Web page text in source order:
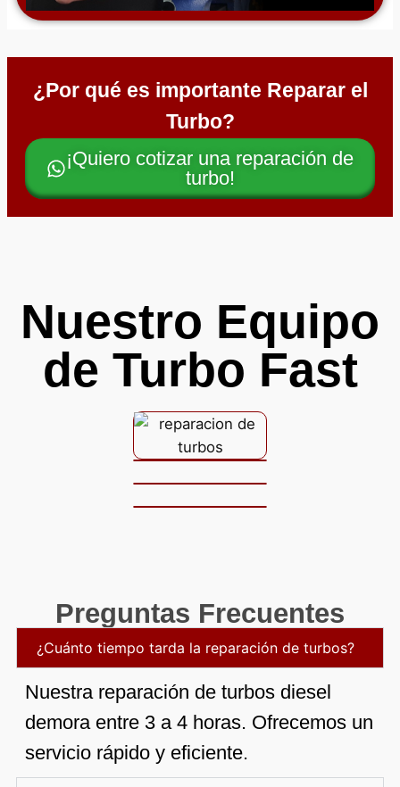
¿Por qué es importante Reparar el
Turbo?
¡Quiero cotizar una reparación de
turbo!
Nuestro Equipo
de Turbo Fast
Preguntas Frecuentes
¿Cuánto tiempo tarda la reparación de turbos?
Nuestra reparación de turbos diesel
demora entre 3 a 4 horas. Ofrecemos un
servicio rápido y eficiente.